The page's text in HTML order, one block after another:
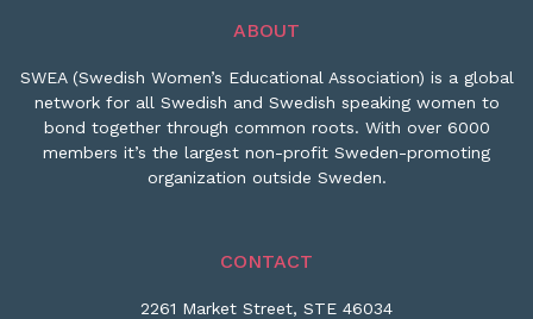
ABOUT
SWEA (Swedish Women’s Educational Association) is a global
network for all Swedish and Swedish speaking women to
bond together through common roots. With over 6000
members it’s the largest non-profit Sweden-promoting
organization outside Sweden.
CONTACT
2261 Market Street, STE 46034